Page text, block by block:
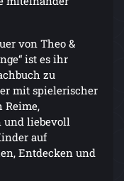
von Theo &
ist es ihr
zu
mit spielerischer
Reime,
und liebevoll
auf
Entdecken und